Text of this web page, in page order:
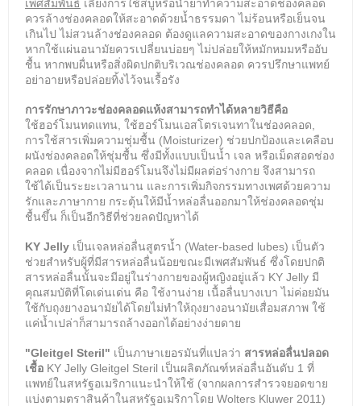
เพศสัมพันธ์ เลี่ยงการใช้สบู่หรือน้ำยาทำความสะอาดช่องคลอด
ควรล้างช่องคลอดให้สะอาดด้วยน้ำธรรมดา ไม่ร้อนหรือเย็นจน
เกินไป ไม่สวนล้างช่องคลอด ต้องดูแลความสะอาดของกางเกงใน
หากใช้แผ่นอนามัยควรเปลี่ยนบ่อยๆ ไม่ปล่อยให้หมักหมมหรืออับ
ชื้น หากพบผื่นหรือสิ่งผิดปกติบริเวณช่องคลอด ควรปรึกษาแพทย์
อย่าอายหรือปล่อยทิ้งไว้จนเรื้อรัง
การรักษาภาวะช่องคลอดแห้งสามารถทำได้หลายวิธีคือ
ใช้ฮอร์โมนทดแทน, ใช้ฮอร์โมนเอสโตรเจนทาในช่องคลอด,
การใช้สารเพิ่มความชุ่มชื้น (Moisturizer) ช่วยปกป้องและเคลือบ
ผนังช่องคลอดให้ชุ่มชื้น ซึ่งมีทั้งแบบเป็นน้ำ เจล หรือเม็ดสอดช่อง
คลอด เนื่องจากไม่มีฮอร์โมนจึงไม่มีผลต่อร่างกาย จึงสามารถ
ใช้ได้เป็นระยะเวลานาน และการเพิ่มกิจกรรมทางเพศด้วยความ
รักและภาษากาย กระตุ้นให้มีน้ำหล่อลื่นออกมาให้ช่องคลอดชุ่ม
ชื้นขึ้น ก็เป็นอีกวิธีที่ช่วยลดปัญหาได้
KY Jelly เป็นเจลหล่อลื่นสูตรน้ำ (Water-based lubes) เป็นตัว
ช่วยสำหรับผู้ที่มีสารหล่อลื่นน้อยขณะมีเพศสัมพันธ์ ซึ่งโดยปกติ
สารหล่อลื่นนั้นจะมีอยู่ในร่างกายของผู้หญิงอยู่แล้ว KY Jelly มี
คุณสมบัติที่โดเด่นเด่น คือ ใช้งานง่าย เนื้อลื่นบางเบา ไม่ค่อยมัน
ใช้กับถุงยางอนามัยได้โดยไม่ทำให้ถุงยางอนามัยเสื่อมสภาพ ใช้
แค่น้ำเปล่าก็สามารถล้างออกได้อย่างง่ายดาย
"Gleitgel Steril" เป็นภาษาเยอรมันที่แปลว่า สารหล่อลื่นปลอด
เชื้อ KY Jelly Gleitgel Steril เป็นผลิตภัณฑ์หล่อลื่นอันดับ 1 ที่
แพทย์ในสหรัฐอเมริกาแนะนำให้ใช้ (จากผลการสำรวจยอดขาย
แบ่งตามตราสินค้าในสหรัฐอเมริกาโดย Wolters Kluwer 2011)